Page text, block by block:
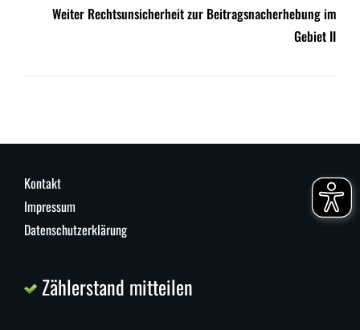
Weiter Rechtsunsicherheit zur Beitragsnacherhebung im
Gebiet II
Kontakt
Impressum
Datenschutzerklärung
Zählerstand mitteilen